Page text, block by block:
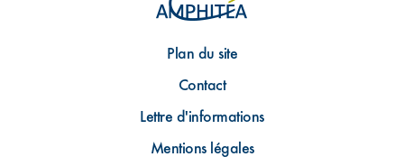
Plan du site
Contact
Lettre d'informations
Mentions légales